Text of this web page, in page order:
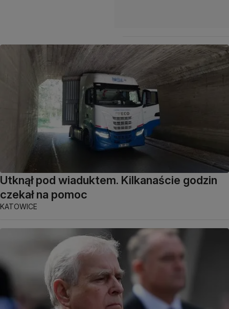
Utknął pod wiaduktem. Kilkanaście godzin
czekał na pomoc
KATOWICE